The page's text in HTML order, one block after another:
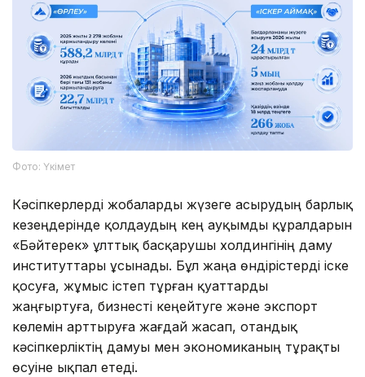
Фото: Үкімет
Кәсіпкерлерді жобаларды жүзеге асырудың барлық
кезеңдерінде қолдаудың кең ауқымды құралдарын
«Бәйтерек» ұлттық басқарушы холдингінің даму
институттары ұсынады. Бұл жаңа өндірістерді іске
қосуға, жұмыс істеп тұрған қуаттарды
жаңғыртуға, бизнесті кеңейтуге және экспорт
көлемін арттыруға жағдай жасап, отандық
кәсіпкерліктің дамуы мен экономиканың тұрақты
өсуіне ықпал етеді.